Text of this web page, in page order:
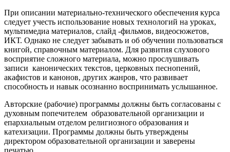
При описании материально-технического обеспечения курса
следует учесть использование новых технологий на уроках,
мультимедиа материалов, слайд -фильмов, видеосюжетов,
ИКТ. Однако не следует забывать и об обучении пользоваться
книгой, справочным материалом. Для развития слухового
восприятие сложного материала, можно прослушивать
записи канонических текстов, церковных песнопений,
акафистов и канонов, других жанров, что развивает
способность и навык осознанно воспринимать услышанное.
Авторские (рабочие) программы должны быть согласованы с
духовным попечителем образовательной организации и
епархиальным отделом религиозного образования и
катехизации. Программы должны быть утверждены
директором образовательной организации и заверены
печатью.